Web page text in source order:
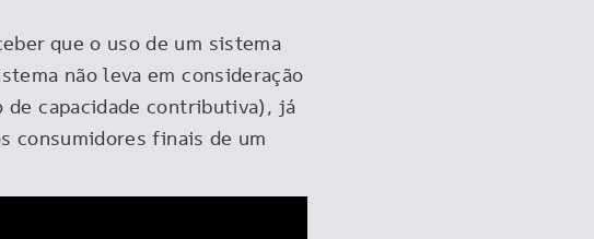
que o uso de um sistema
não leva em consideração
de capacidade contributiva), já
consumidores finais de um